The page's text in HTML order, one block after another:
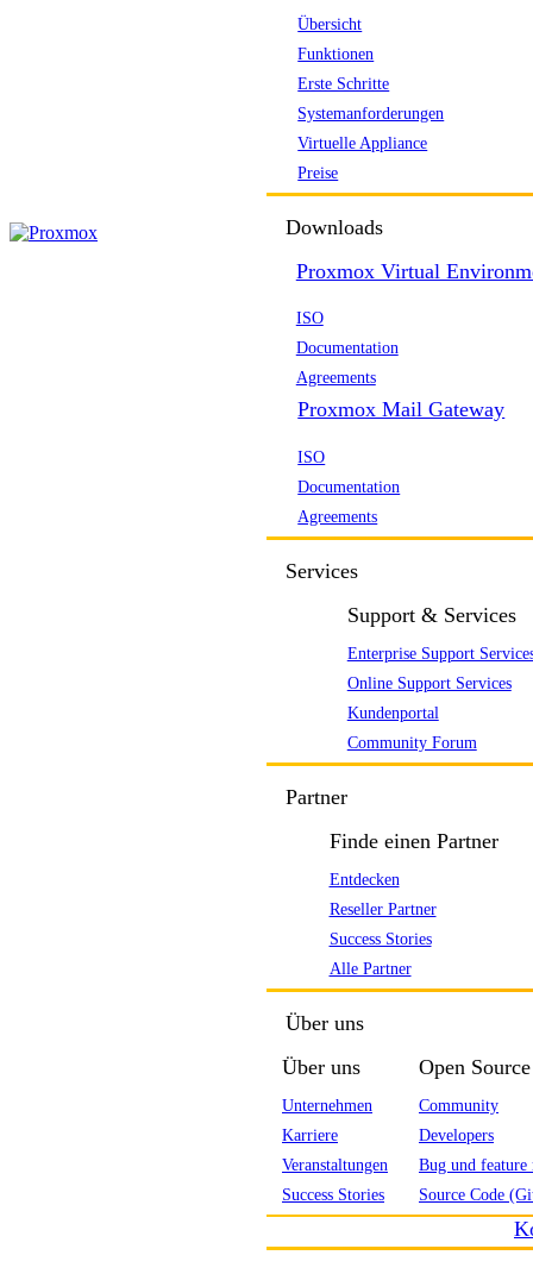
Übersicht
Funktionen
Erste Schritte
Systemanforderungen
Virtuelle Appliance
Preise
Downloads
Proxmox Virtual
ISO
Documentation
Agreements
Proxmox Mail Gateway
ISO
Documentation
Agreements
Services
Support & Services
Enterprise Support
Online Support Services
Kundenportal
Community Forum
Partner
Finde einen Partner
Entdecken
Reseller Partner
Success Stories
Alle Partner
Über uns
Über uns
Unternehmen
Karriere
Veranstaltungen
Success Stories
Open Source
Community
Developers
Bug und feature
Source Code